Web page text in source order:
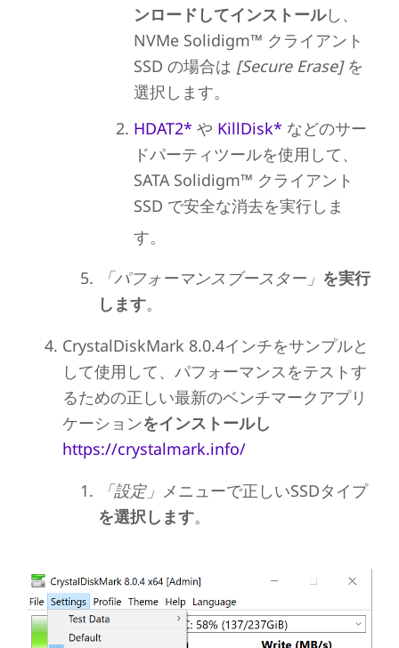
ンロードしてインストールし、
NVMe Solidigm™ クライアント
SSD の場合は [Secure Erase]を
選択します。
HDAT2* や KillDisk* などのサー
ドパーティツールを使用して、
SATA Solidigm™ クライアント
SSD で安全な消去を実行しま
す。
「パフォーマンスブースター」 を実行
します。
CrystalDiskMark 8.0.4インチをサンプルと
して使用して、パフォーマンスをテストす
るための正しい最新のベンチマークアプリ
ケーションをインストールし
https://crystalmark.info/
「設定」 メニューで正しいSSDタイプ
を選択します。